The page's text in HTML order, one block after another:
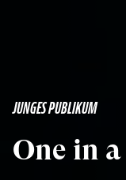
JUNGES PUBLIKUM
One in